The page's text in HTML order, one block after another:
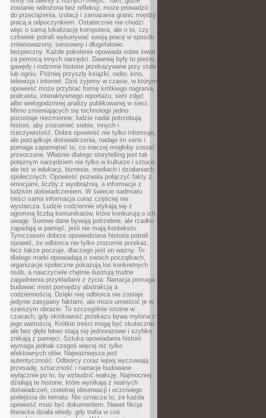
zostanie wdrożona bez refleksji, może prowadzić
do przeciążenia, izolacji i zamazania granic między
pracą a odpoczynkiem. Ostatecznie nie chodzi
więc o samą lokalizację komputera, ale o to, czy
człowiek potrafi wykonywać swoją pracę w sposób
zrównoważony, sensowny i długofalowo
bezpieczny. Każde pokolenie opowiada sobie świat
za pomocą innych narzędzi. Dawniej były to pieśni,
gawędy i rodzinne historie przekazywane przy stole
lub ogniu. Później przyszły książki, radio, kino,
telewizja i internet. Dziś żyjemy w czasie, w którym
opowieść może przybrać formę krótkiego nagrania,
podcastu, interaktywnego reportażu, serii zdjęć
albo wielogodzinnej analizy publikowanej w sieci.
Mimo zmieniających się technologii jedno
pozostaje niezmienne: ludzie nadal potrzebują
historii, aby zrozumieć siebie, innych i
rzeczywistość. Dobra opowieść nie tylko informuje,
ale porządkuje doświadczenia, nadaje im sens i
pomaga zapamiętać to, co inaczej mogłoby zostać
przeoczone. Właśnie dlatego storytelling jest tak
potężnym narzędziem nie tylko w kulturze i sztuce,
ale też w edukacji, biznesie, mediach i działaniach
społecznych. Opowieść pozwala połączyć fakty z
emocjami, liczby z wyobraźnią, a informacje z
ludzkim doświadczeniem. W świecie nadmiaru
treści sama informacja coraz częściej nie
wystarcza. Ludzie codziennie stykają się z
ogromną liczbą komunikatów, które konkurują o ich
uwagę. Surowe dane bywają potrzebne, ale rzadko
zapadają w pamięć, jeśli nie mają kontekstu.
Tymczasem dobrze opowiedziana historia potrafi
sprawić, że odbiorca nie tylko zrozumie przekaz,
lecz także poczuje, dlaczego jest on ważny. To
dlatego marki opowiadają o swoich początkach,
organizacje społeczne pokazują los konkretnych
osób, a nauczyciele chętnie ilustrują trudne
zagadnienia przykładami z życia. Narracja pomaga
budować most pomiędzy abstrakcją a
codziennością. Dzięki niej odbiorca nie zostaje
jedynie zasypany faktami, ale może umieścić je w
szerszym obrazie. To szczególnie istotne w
czasach, gdy skrótowość przekazu bywa mylona z
jego wartością. Krótkie treści mogą być skuteczne,
ale bez głębi łatwo stają się jednorazowe i szybko
znikają z pamięci. Sztuka opowiadania historii
wymaga jednak czegoś więcej niż tylko
efektownych słów. Najważniejsza jest
autentyczność. Odbiorcy coraz lepiej wyczuwają
przesadę, sztuczność i narracje budowane
wyłącznie po to, by wzbudzić reakcję. Najmocniej
działają te historie, które wynikają z realnych
doświadczeń, rzetelnej obserwacji i uczciwego
podejścia do tematu. Nie oznacza to, że każda
opowieść musi być dokumentem. Nawet fikcja
literacka działa wtedy, gdy trafia w coś